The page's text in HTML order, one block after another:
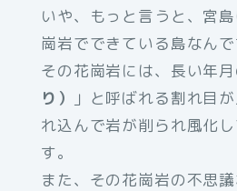
いや、もっと言うと、宮
崗岩でできている島なんで
その花崗岩には、長い年
り）
」と呼ばれる割れ目
れ込んで岩が削られ風化
す。
また、その花崗岩の不思